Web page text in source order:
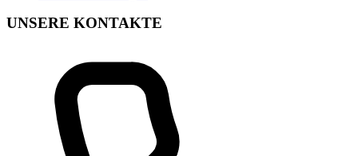
UNSERE KONTAKTE